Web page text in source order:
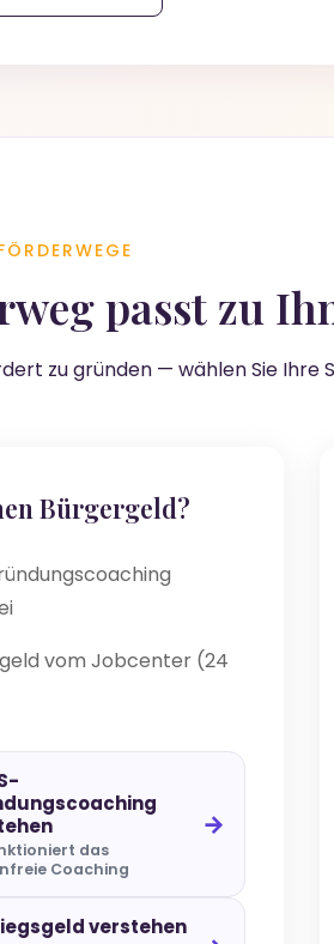
passt zu
zu gründen — wählen Sie Ihre
Bürgergeld?
vom Jobcenter (24
das
Coaching
→
verstehen